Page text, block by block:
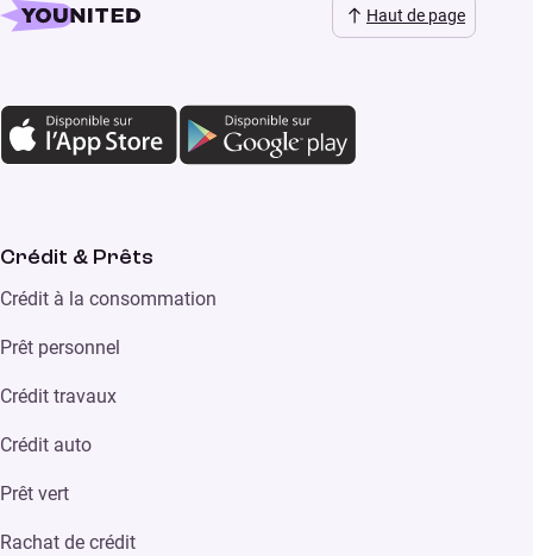
Haut de page
Crédit & Prêts
Crédit à la consommation
Prêt personnel
Crédit travaux
Crédit auto
Prêt vert
Rachat de crédit